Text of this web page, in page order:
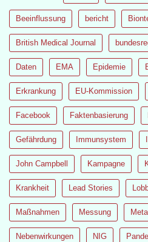
Beeinflussung bericht
British Medical Journal
Daten EMA Epidemie
Erkrankung EU-Kommission
Facebook Faktenbasierung
Gefährdung Immunsystem
John Campbell Kampagne
Krankheit Lead Stories
Maßnahmen Messung Meta
Nebenwirkungen NIG